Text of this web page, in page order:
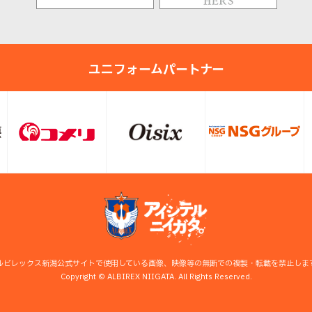
ユニフォームパートナー
ビレックス新潟公式サイトで使用している画像、映像等の無断での複製・転載を禁止しま
Copyright © ALBIREX NIIGATA. All Rights Reserved.